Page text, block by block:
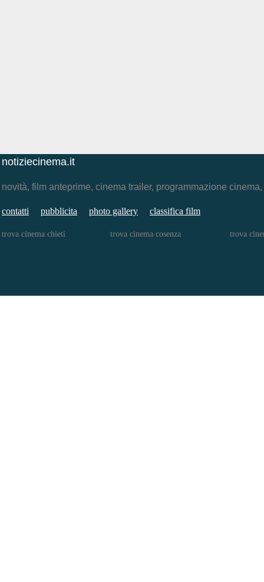
notiziecinema.it
novità, film anteprime, cinema trailer, programmazione
contatti pubblicita photo gallery classifica film
trova cinema chieti trova cinema cosenza trova